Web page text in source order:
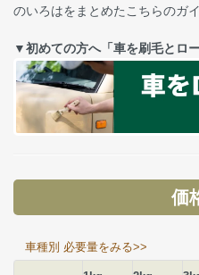
のいろはをまとめたこちらのガ
▼初めての方へ「車を刷毛とロ
価
車種別 必要量をみる>>